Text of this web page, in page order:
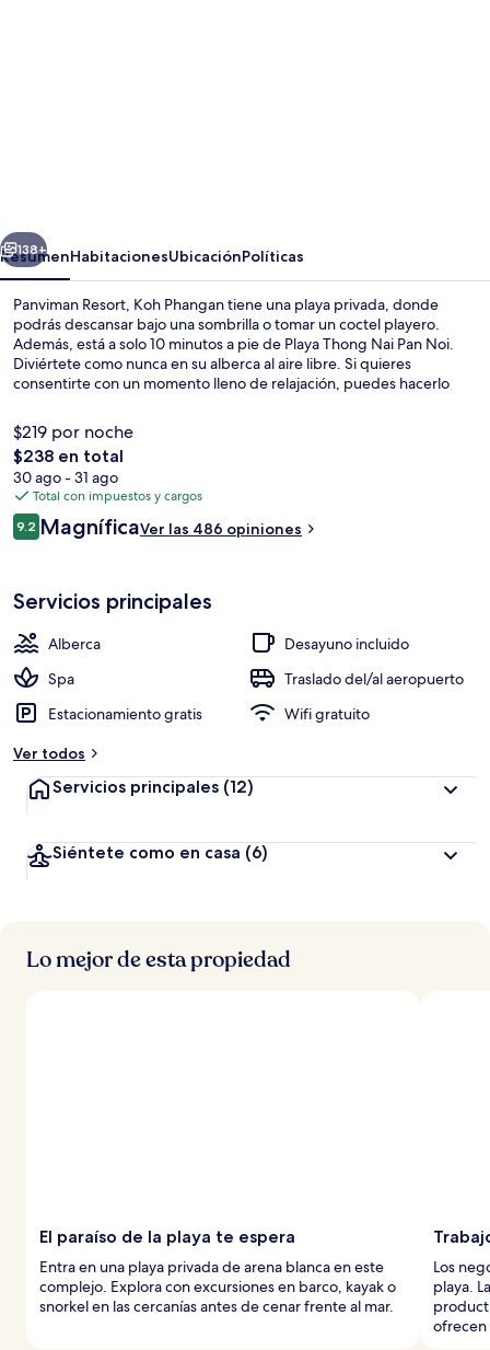
Siguiente
138+
ResumenHabitacionesUbicaciónPolíticas
Panviman Resort, Koh Phangan tiene una playa privada, donde
podrás descansar bajo una sombrilla o tomar un coctel playero.
Además, está a solo 10 minutos a pie de Playa Thong Nai Pan Noi.
Diviértete como nunca en su alberca al aire libre. Si quieres
consentirte con un momento lleno de relajación, puedes hacerlo
envoltura desintoxicante. Disfruta la gastronomía en sus 3
restaurantes, y si quieres tomar un coctel, el bar o lounge es un
buen lugar. Otros servicios y amenidades a destacar de este resort
de lujo son su bar junto a la alberca, su sala de fitness y su baño de
vapor.
$219 por noche
El
precio
total
es
de
$238 en total
30 ago - 31 ago
Total con impuestos y cargos
Opiniones
9.29.2 de 10,
MagníficaVer las 486 opiniones
Servicios principales
Alberca
Desayuno incluido
Spa
Traslado del/al aeropuerto
Estacionamiento gratis
Wifi gratuito
Ver todos
Servicios principales (12)
Siéntete como en casa (6)
Lo mejor de esta propiedad
El paraíso de la playa te espera
Entra en una playa privada de arena blanca en este
complejo. Explora con excursiones en barco, kayak o
snorkel en las cercanías antes de cenar frente al mar.
Los
playa.
ofrecen